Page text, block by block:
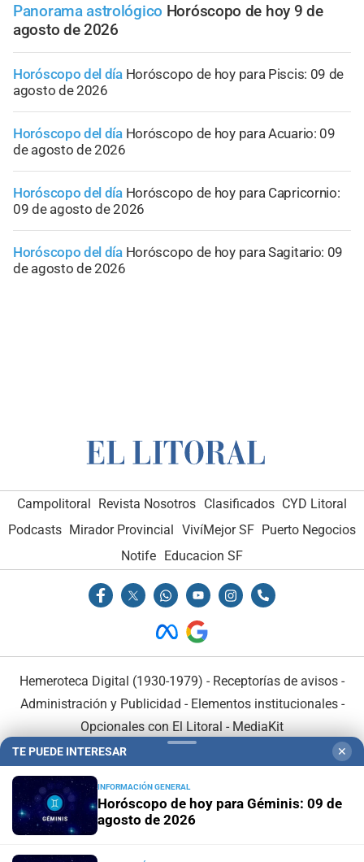
Panorama astrológico Horóscopo de hoy 9 de
agosto de 2026
Horóscopo del día Horóscopo de hoy para Piscis: 09 de
agosto de 2026
Horóscopo del día Horóscopo de hoy para Acuario: 09
de agosto de 2026
Horóscopo del día Horóscopo de hoy para Capricornio:
09 de agosto de 2026
Horóscopo del día Horóscopo de hoy para Sagitario: 09
de agosto de 2026
Campolitoral Revista Nosotros Clasificados CYD Litoral
Podcasts Mirador Provincial VivíMejor SF Puerto Negocios
Notife Educacion SF
Hemeroteca Digital (1930-1979) - Receptorías de avisos -
Administración y Publicidad - Elementos institucionales-
Opcionales con El Litoral - MediaKit
TE PUEDE INTERESAR ✕
INFORMACIÓN GENERAL
Horóscopo de hoy para Géminis: 09 de
agosto de 2026